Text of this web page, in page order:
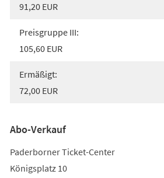
91,20 EUR
Preisgruppe III:
105,60 EUR
Ermäßigt:
72,00 EUR
Abo-Verkauf
Paderborner Ticket-Center
Königsplatz 10